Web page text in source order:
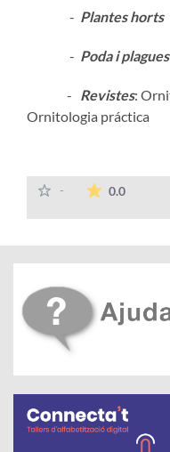
- Plantes horts
- Poda i plagues
- Revistes:
Ornitologia práctica
- 0.0La